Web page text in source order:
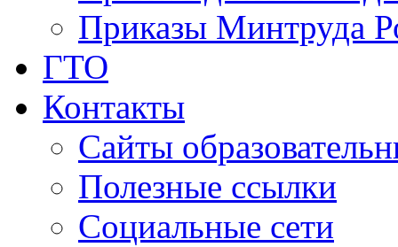
Приказы Минтруда
ГТО
Контакты
Сайты
Полезные ссылки
Социальные сети